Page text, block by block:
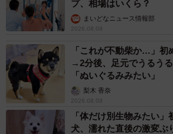
プ、相場はいくら？
まいどなニュース情報部
2026.08.09
「これが不動柴か…」初
→2分後、足元でうるう
「ぬいぐるみみたい」
梨木 香奈
2026.08.09
「体だけ別生物みたい
犬、濡れた直後の激変